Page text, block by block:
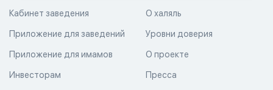
О халяль
Уровни доверия
Кабинет заведения
Приложение для заведений
Приложение для имамов О проекте
Пресса
Инвесторам